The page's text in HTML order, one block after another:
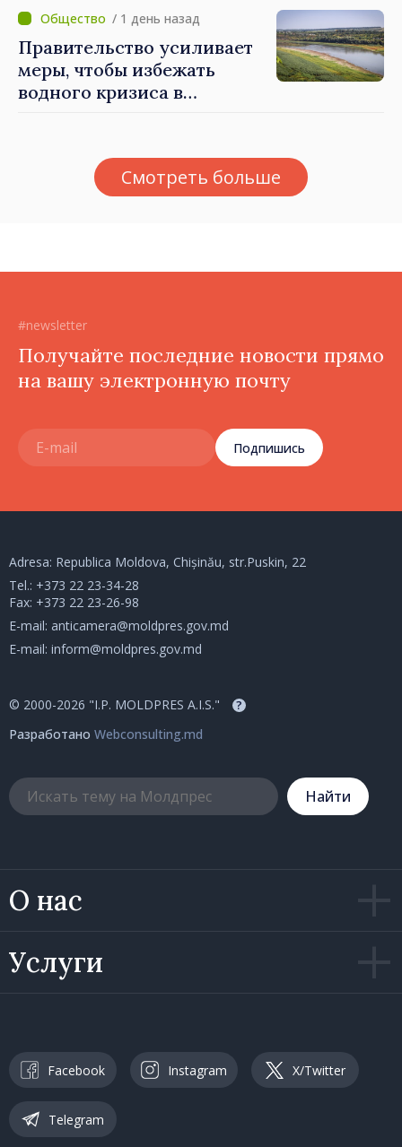
/ 1 день назад
Правительство усиливает
меры, чтобы избежать
водного кризиса в
Смотреть больше
#newsletter
Получайте последние новости прямо
на вашу электронную почту
Подпишись
О нас
Услуги
Adresa: Republica Moldova, Chișinău, str.Puskin, 22
Tel.: +373 22 23-34-28
Fax: +373 22 23-26-98
E-mail: anticamera@moldpres.gov.md
E-mail: inform@moldpres.gov.md
© 2000-2026 "I.P. MOLDPRES A.I.S." ?
Разработано Webconsulting.md
Hайти
Facebook Instagram X/Twitter
Telegram